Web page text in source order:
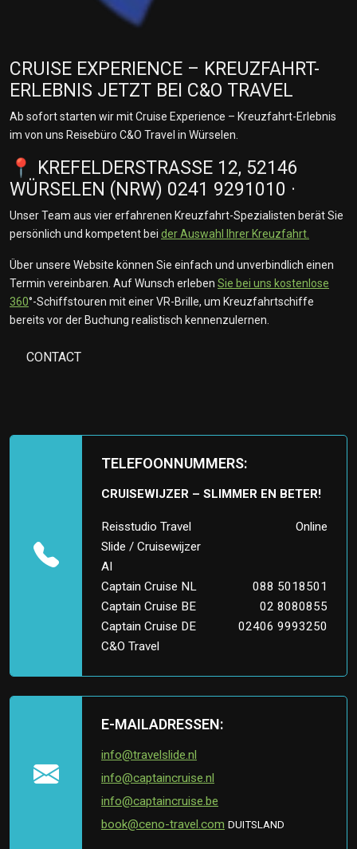
CRUISE EXPERIENCE – KREUZFAHRT-
ERLEBNIS JETZT BEI C&O TRAVEL
Ab sofort starten wir mit Cruise Experience – Kreuzfahrt-Erlebnis
im von uns Reisebüro C&O Travel in Würselen.
📍 KREFELDERSTRASSE 12, 52146 W
ÜRSELEN (NRW) 0241 9291010 ·
Unser Team aus vier erfahrenen Kreuzfahrt-Spezialisten berät Sie
persönlich und kompetent bei der Auswahl Ihrer Kreuzfahrt.
Über unsere Website können Sie einfach und unverbindlich einen
Termin vereinbaren. Auf Wunsch erleben Sie bei uns kostenlose
360°-Schiffstouren mit einer VR-Brille, um Kreuzfahrtschiffe
bereits vor der Buchung realistisch kennenzulernen.
CONTACT
TELEFOONNUMMERS:
CRUISEWIJZER – SLIMMER EN BETER!
Reisstudio Travel
Slide / Cruisewijzer
AI
Online
Captain Cruise NL
088 5018501
Captain Cruise BE
02 8080855
Captain Cruise DE
C&O Travel
02406 9993250
E-MAILADRESSEN:
info@travelslide.nl
info@captaincruise.nl
info@captaincruise.be
book@ceno-travel.com DUITSLAND